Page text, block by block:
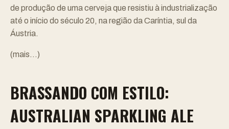
de produção de uma cerveja que resistiu à industrialização
até o início do século 20, na região da Caríntia, sul da
Áustria.
(mais…)
BRASSANDO COM ESTILO:
AUSTRALIAN SPARKLING ALE